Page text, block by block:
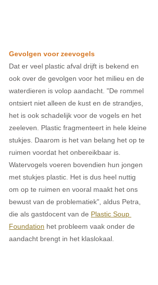
Gevolgen voor zeevogels
Dat er veel plastic afval drijft is bekend en
ook over de gevolgen voor het milieu en de
waterdieren is volop aandacht. "De rommel
ontsiert niet alleen de kust en de strandjes,
het is ook schadelijk voor de vogels en het
zeeleven. Plastic fragmenteert in hele kleine
stukjes. Daarom is het van belang het op te
ruimen voordat het onbereikbaar is.
Watervogels voeren bovendien hun jongen
met stukjes plastic. Het is dus heel nuttig
om op te ruimen en vooral maakt het ons
bewust van de problematiek", aldus Petra,
die als gastdocent van de Plastic Soup
Foundation het probleem vaak onder de
aandacht brengt in het klaslokaal.